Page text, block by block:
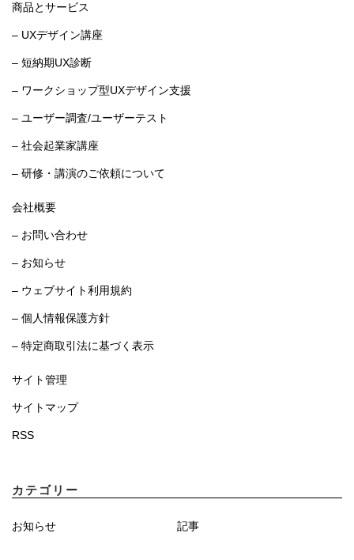
商品とサービス
– UXデザイン講座
– 短納期UX診断
– ワークショップ型UXデザイン支援
– ユーザー調査/ユーザーテスト
– 社会起業家講座
– 研修・講演のご依頼について
会社概要
– お問い合わせ
– お知らせ
– ウェブサイト利用規約
– 個人情報保護方針
– 特定商取引法に基づく表示
サイト管理
サイトマップ
RSS
カテゴリー
お知らせ 記事